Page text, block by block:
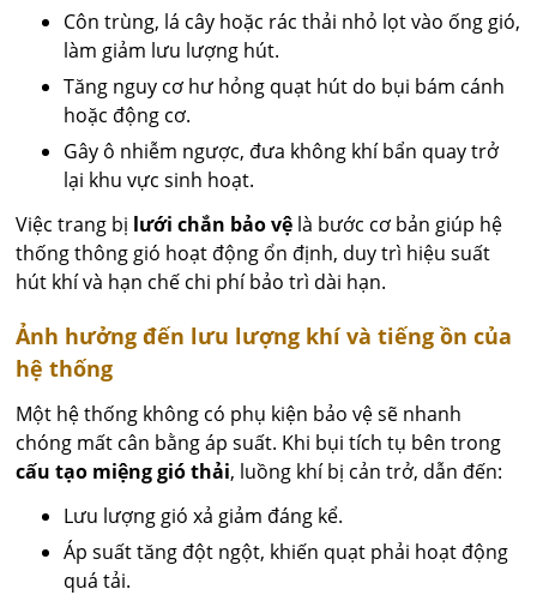
Côn trùng, lá cây hoặc rác thải nhỏ lọt vào ống gió,
làm giảm lưu lượng hút.
Tăng nguy cơ hư hỏng quạt hút do bụi bám cánh
hoặc động cơ.
Gây ô nhiễm ngược, đưa không khí bẩn quay trở
lại khu vực sinh hoạt.
Việc trang bị lưới chắn bảo vệ là bước cơ bản giúp hệ
thống thông gió hoạt động ổn định, duy trì hiệu suất
hút khí và hạn chế chi phí bảo trì dài hạn.
Ảnh hưởng đến lưu lượng khí và tiếng ồn của
hệ thống
Một hệ thống không có phụ kiện bảo vệ sẽ nhanh
chóng mất cân bằng áp suất. Khi bụi tích tụ bên trong
cấu tạo miệng gió thải, luồng khí bị cản trở, dẫn đến:
Lưu lượng gió xả giảm đáng kể.
Áp suất tăng đột ngột, khiến quạt phải hoạt động
quá tải.